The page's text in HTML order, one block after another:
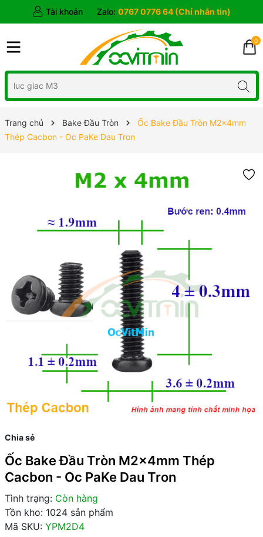
Tài khoản Zalo: 0767 0776 64 (Chỉ nhắn tin)
0
Trang chủ Bake Đầu Tròn
Ốc Bake Đầu Tròn M2x4mm
Thép Cacbon - Oc PaKe Dau Tron
Chia sẻ
Ốc Bake Đầu Tròn M2x4mm Thép
Cacbon - Oc PaKe Dau Tron
Tình trạng: Còn hàng
Tồn kho: 1024 sản phẩm
Mã SKU: YPM2D4